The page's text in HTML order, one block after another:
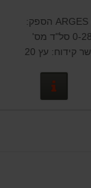
מקדחה רוטטת D230 ארגס ARGES הספק:
600W מהירות משתנה: 0-2800 סל"ד מס'
רטיטות לדקה: 0-44,800 כושר קידוח: עץ 20
פרטים